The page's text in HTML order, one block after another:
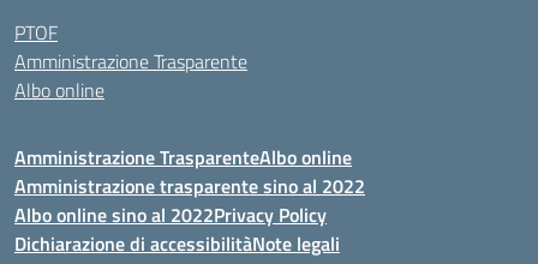
PTOF
Amministrazione Trasparente
Albo online
Amministrazione TrasparenteAlbo online
Amministrazione trasparente sino al 2022
Albo online sino al 2022Privacy Policy
Dichiarazione di accessibilitàNote legali